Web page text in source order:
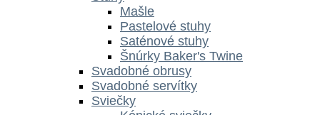
Mašle
Pastelové stuhy
Saténové stuhy
Šnúrky Baker's Twine
Svadobné obrusy
Svadobné servítky
Sviečky